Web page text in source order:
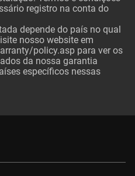
registro na conta do
depende do país no qual
nosso website em
policy.asp para ver os
da nossa garantia
específicos nessas